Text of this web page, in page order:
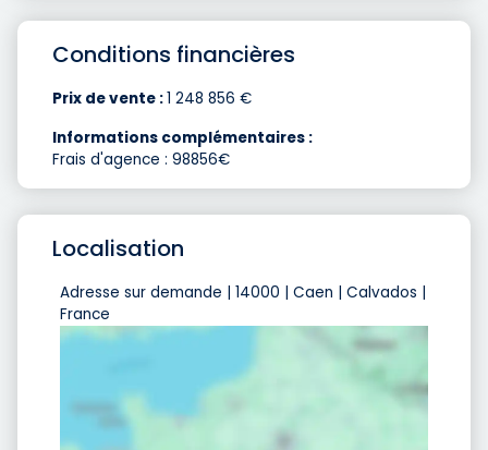
Conditions financières
Prix de vente :1 248 856 €
Informations complémentaires :
Frais d'agence : 98856€
Localisation
Adresse sur demande | 14000 | Caen | Calvados |
France